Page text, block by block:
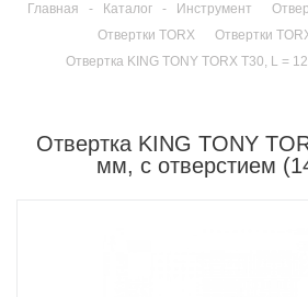
Главная - Каталог - Инструмент
Отвертки TORX
Отвертки
Отвертка KING TONY TORX Т30, L =
Отвертка KING TONY
мм, с отверстием